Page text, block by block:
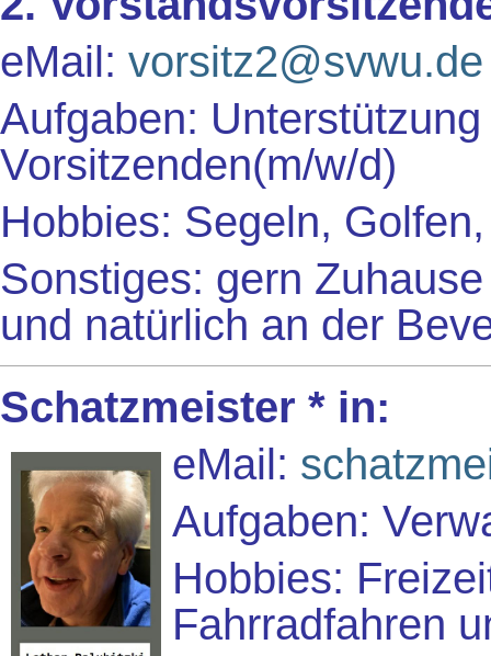
eMail: vorsitz2@svwu.de
Aufgaben:
Vorsitzenden(m/w/d)
Hobbies: Segeln,
Sonstiges: gern
und natürlich an der
Schatzmeister * in:
eMail:
Aufgaben:
Hobbies:
Fahrradfahren